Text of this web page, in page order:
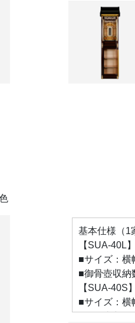
基本仕様（1
【SUA-40L】
■サイズ：
■御骨壺収納
【SUA-40S】
■サイズ：